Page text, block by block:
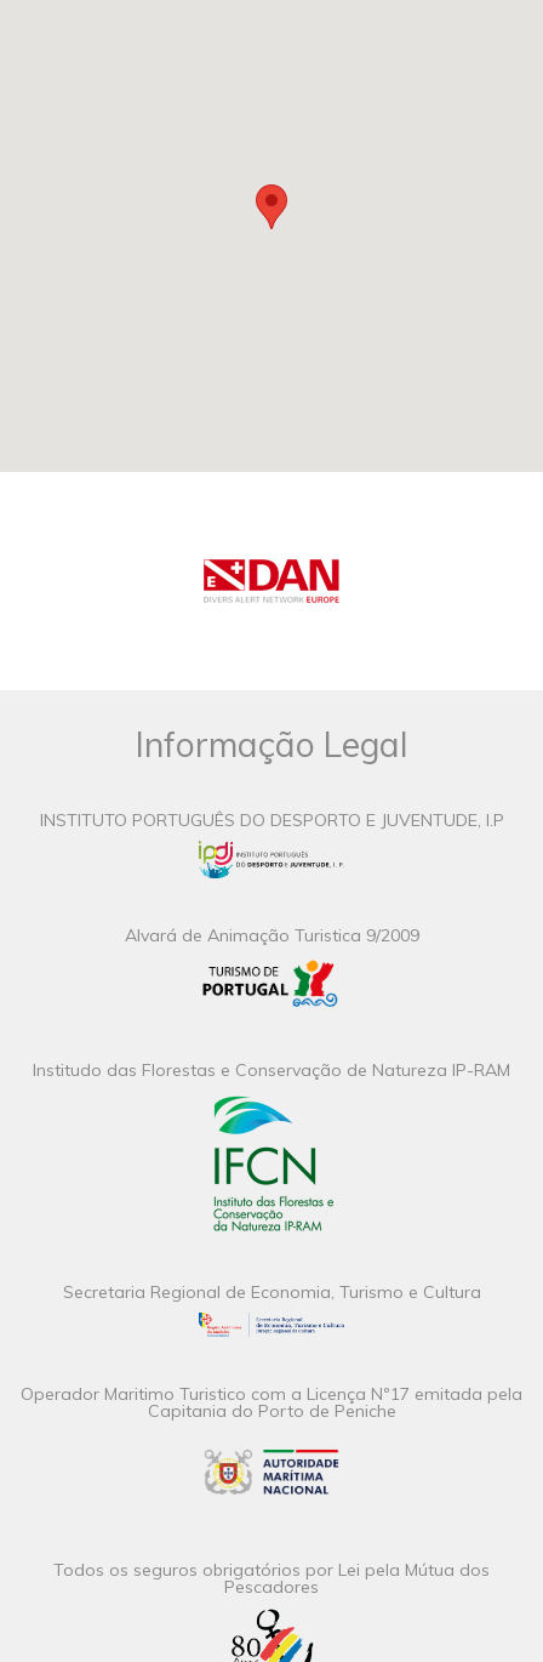
Informação Legal
INSTITUTO PORTUGUÊS DO DESPORTO E JUVENTUDE, I.P
Alvará de Animação Turistica 9/2009
Institudo das Florestas e Conservação de Natureza IP-RAM
Secretaria Regional de Economia, Turismo e Cultura
Operador Maritimo Turistico com a Licença Nº17 emitada pela
Capitania do Porto de Peniche
Todos os seguros obrigatórios por Lei pela Mútua dos
Pescadores